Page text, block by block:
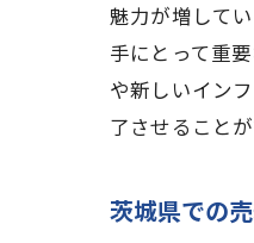
魅力が増して
手にとって重
や新しいイン
了させることが
茨城県での